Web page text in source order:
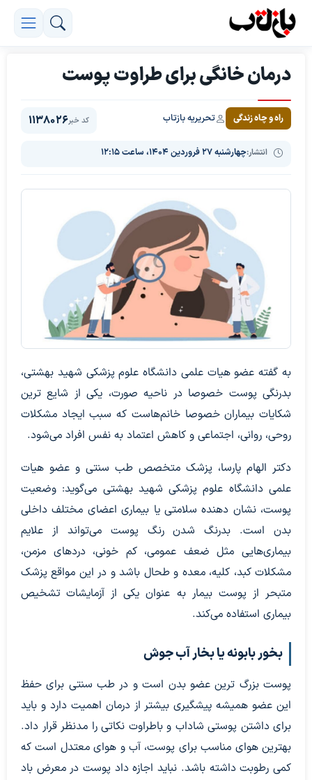
درمان خانگی برای طراوت پوست
راه و چاه زندگی تحریریه بازتاب
انتشار:چهارشنبه ۲۷ فروردین ۱۴۰۴، ساعت ۱۲:۱۵
کد خبر1138026
به گفته عضو هیات علمی دانشگاه علوم پزشکی شهید بهشتی،
بدرنگی پوست خصوصا در ناحیه صورت، یکی از شایع ترین
شکایات بیماران خصوصا خانم‌هاست که سبب ایجاد مشکلات
روحی، روانی، اجتماعی و کاهش اعتماد به نفس افراد می‌شود.
دکتر الهام پارسا، پزشک متخصص طب سنتی و عضو هیات
علمی دانشگاه علوم پزشکی شهید بهشتی می‌گوید: وضعیت
پوست، نشان دهنده سلامتی یا بیماری اعضای مختلف داخلی
بدن است. بدرنگ شدن رنگ پوست می‌تواند از علایم
بیماری‌هایی مثل ضعف عمومی، کم خونی، دردهای مزمن،
مشکلات کبد، کلیه، معده و طحال باشد و در این مواقع پزشک
متبحر از پوست بیمار به عنوان یکی از آزمایشات تشخیص
بیماری استفاده می‌کند.
بخور بابونه یا بخار آب جوش
پوست بزرگ ترین عضو بدن است و در طب سنتی برای حفظ
این عضو همیشه پیشگیری بیشتر از درمان اهمیت دارد و باید
برای داشتن پوستی شاداب و باطراوت نکاتی را مدنظر قرار داد.
بهترین هوای مناسب برای پوست، آب و هوای معتدل است که
کمی رطوبت داشته باشد. نباید اجازه داد پوست در معرض باد